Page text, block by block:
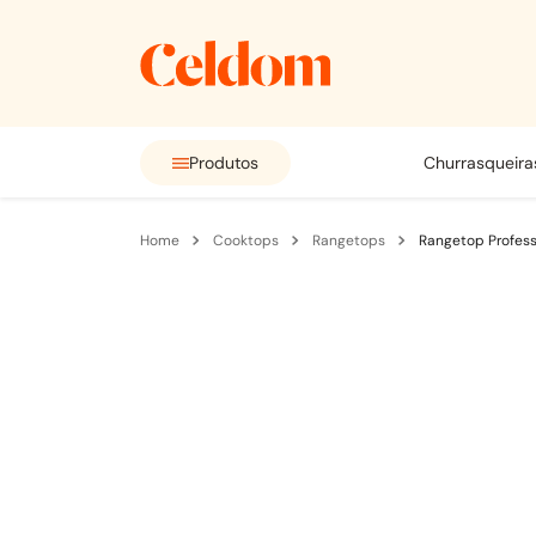
Produtos
cooktops rangetops Rangetop